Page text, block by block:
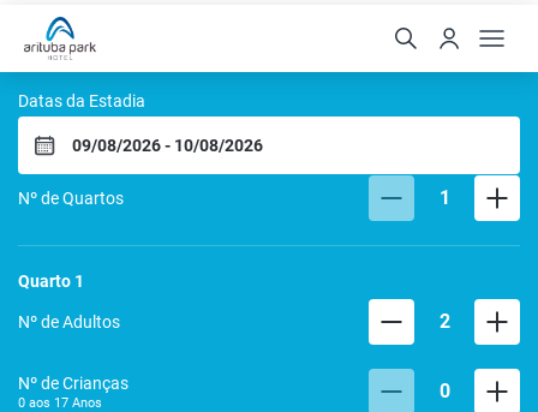
Arituba Park Hotel
Datas da Estadia
Nº de Quartos 1
Quarto 1
Nº de Adultos 2
Nº de Crianças
0 aos 17 Anos 0